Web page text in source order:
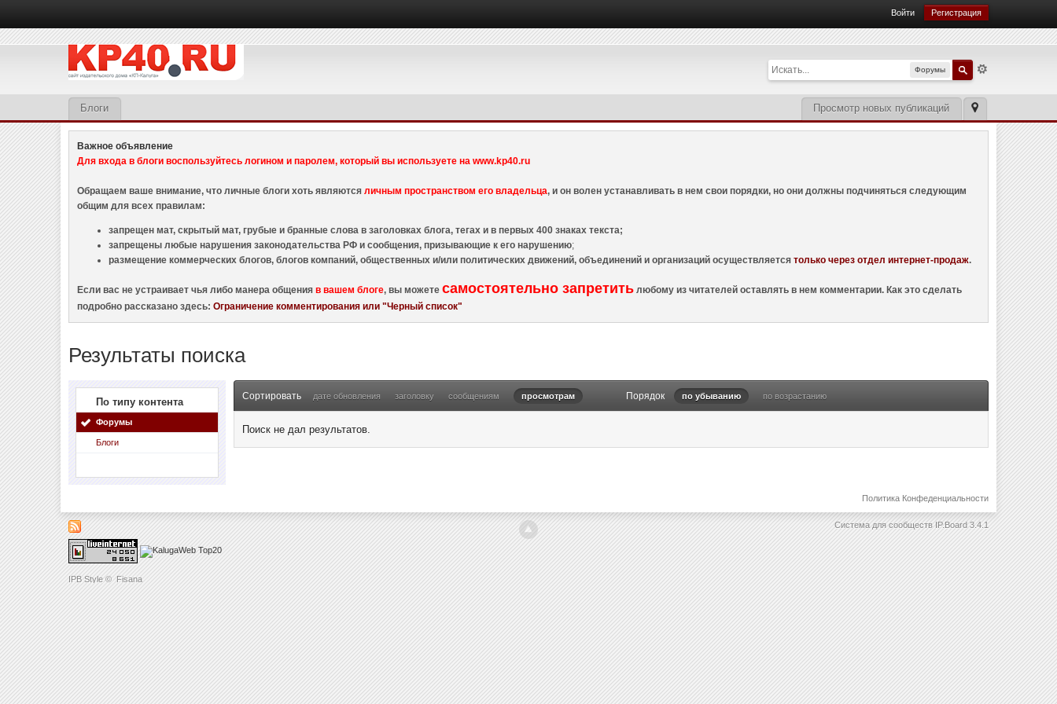
IPB Style © Fisana
Войти Регистрация
Форумы
Просмотр новых публикаций
Блоги
Важное объявление
Для входа в блоги воспользуйтесь логином и паролем, который вы используете на www.kp40.ru
Обращаем ваше внимание, что личные блоги хоть являютсяличным пространством его владельца, и он волен устанавливать в нем свои порядки, но они должны подчиняться следующим
общим для всех правилам:
запрещен мат, скрытый мат, грубые и бранные слова в заголовках блога, тегах и в первых 400 знаках текста;
запрещены любые нарушения законодательства РФ и сообщения, призывающие к его нарушению;
размещение коммерческих блогов, блогов компаний, общественных и/или политических движений, объединений и организаций осуществляетсятолько через отдел интернет-продаж.
Если вас не устраивает чья либо манера общенияв вашем блоге, вы можетесамостоятельно запретить любому из читателей оставлять в нем комментарии. Как это сделать
подробно рассказано здесь:Ограничение комментирования или "Черный список"
Результаты поиска
По типу контента
Форумы
Блоги
Сортировать дате обновления заголовку сообщениям просмотрам Порядок по убыванию по возрастанию
Поиск не дал результатов.
Политика Конфеденциальности
Система для сообществ IP.Board 3.4.1